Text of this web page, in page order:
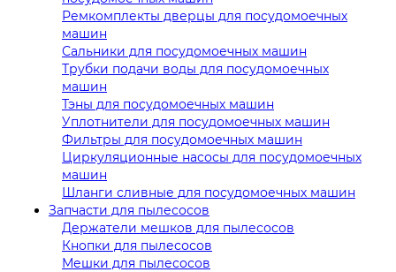
Ремкомплекты дверцы для посудомоечных
машин
Сальники для посудомоечных машин
Трубки подачи воды для посудомоечных
машин
Тэны для посудомоечных машин
Уплотнители для посудомоечных машин
Фильтры для посудомоечных машин
Циркуляционные насосы для посудомоечных
машин
Шланги сливные для посудомоечных машин
Запчасти для пылесосов
Держатели мешков для пылесосов
Кнопки для пылесосов
Мешки для пылесосов